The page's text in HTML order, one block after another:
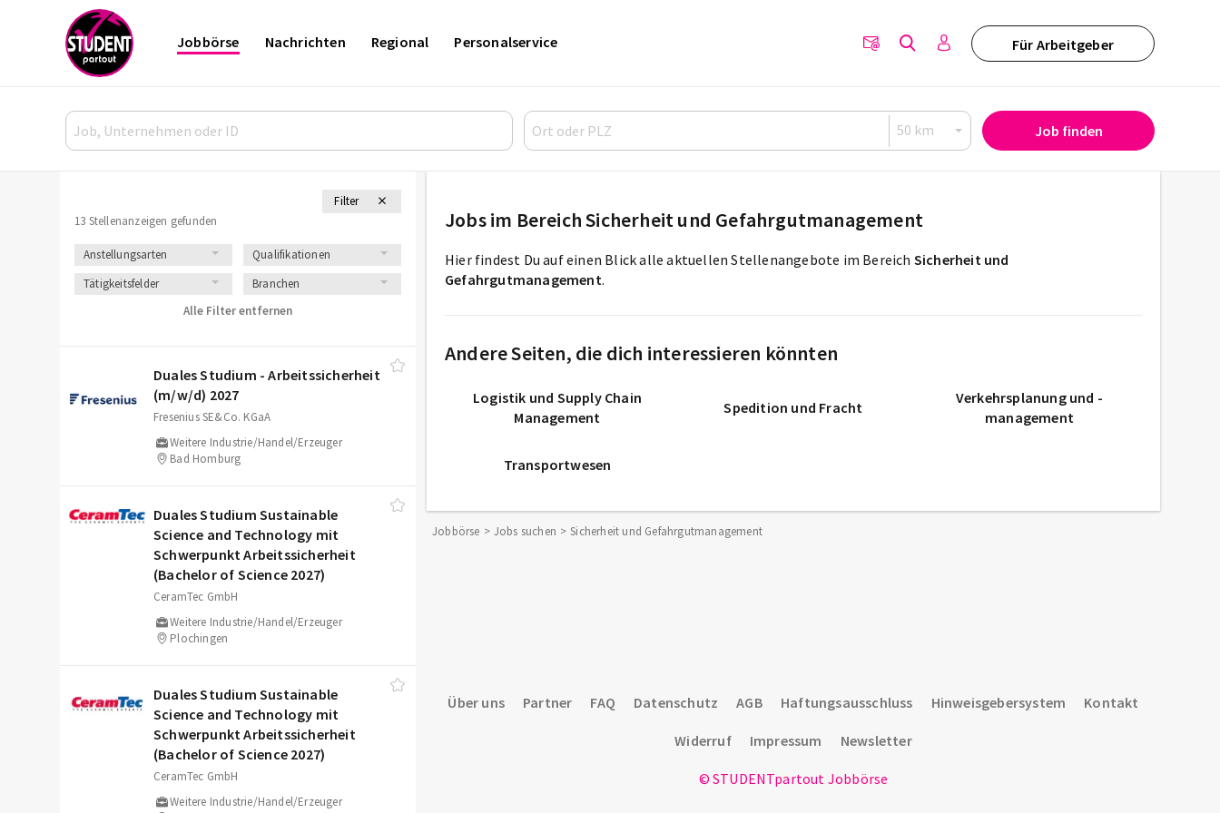
Für Arbeitgeber
Jobbörse Nachrichten Regional Personalservice
Job finden
Filter
13 Stellenanzeigen gefunden
Anstellungsarten
Qualifikationen
Tätigkeitsfelder
Branchen
Alle Filter entfernen
Duales Studium - Arbeitssicherheit
(m/​w/​d) 2027
Fresenius SE&Co. KGaA
Weitere Industrie/Handel/Erzeuger
Bad Homburg
Duales Studium Sustainable
Science and Technology mit
Schwerpunkt Arbeitssicherheit
(Bachelor of Science 2027)
CeramTec GmbH
Weitere Industrie/Handel/Erzeuger
Plochingen
Duales Studium Sustainable
Science and Technology mit
Schwerpunkt Arbeitssicherheit
(Bachelor of Science 2027)
CeramTec GmbH
Weitere Industrie/Handel/Erzeuger
Jobs im Bereich Sicherheit und Gefahrgutmanagement
Hier findest Du auf einen Blick alle aktuellen Stellenangebote im Bereich Sicherheit und
Gefahrgutmanagement.
Andere Seiten, die dich interessieren könnten
Logistik und Supply Chain
Management
Spedition und Fracht
Verkehrsplanung und -
management
Transportwesen
Jobbörse Jobs suchen Sicherheit und Gefahrgutmanagement
Über uns Partner FAQ Datenschutz AGB Haftungsausschluss Hinweisgebersystem Kontakt
Widerruf Impressum Newsletter
© STUDENTpartout Jobbörse